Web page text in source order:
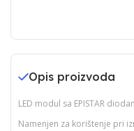
Opis proizvoda
LED modul sa EPISTAR
Namenjen za korištenje pri